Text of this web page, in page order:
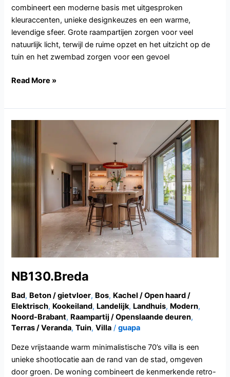
combineert een moderne basis met uitgesproken
kleuraccenten, unieke designkeuzes en een warme,
levendige sfeer. Grote raampartijen zorgen voor veel
natuurlijk licht, terwijl de ruime opzet en het uitzicht op de
tuin en het zwembad zorgen voor een gevoel
Read More »
NB130.Breda
Bad, Beton / gietvloer, Bos, Kachel / Open haard /
Elektrisch, Kookeiland, Landelijk, Landhuis, Modern,
Noord-Brabant, Raampartij / Openslaande deuren,
Terras / Veranda,Tuin,Villa /guapa
Deze vrijstaande warm minimalistische 70’s villa is een
unieke shootlocatie aan de rand van de stad, omgeven
door groen. De woning combineert de kenmerkende retro-